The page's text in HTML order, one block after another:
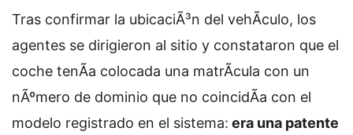
Tras confirmar la ubicaciÃ³n del vehÃ­culo, los
agentes se dirigieron al sitio y constataron que el
coche tenÃ­a colocada una matrÃ­cula con un
nÃºmero de dominio que no coincidÃ­a con el
modelo registrado en el sistema: era una patente